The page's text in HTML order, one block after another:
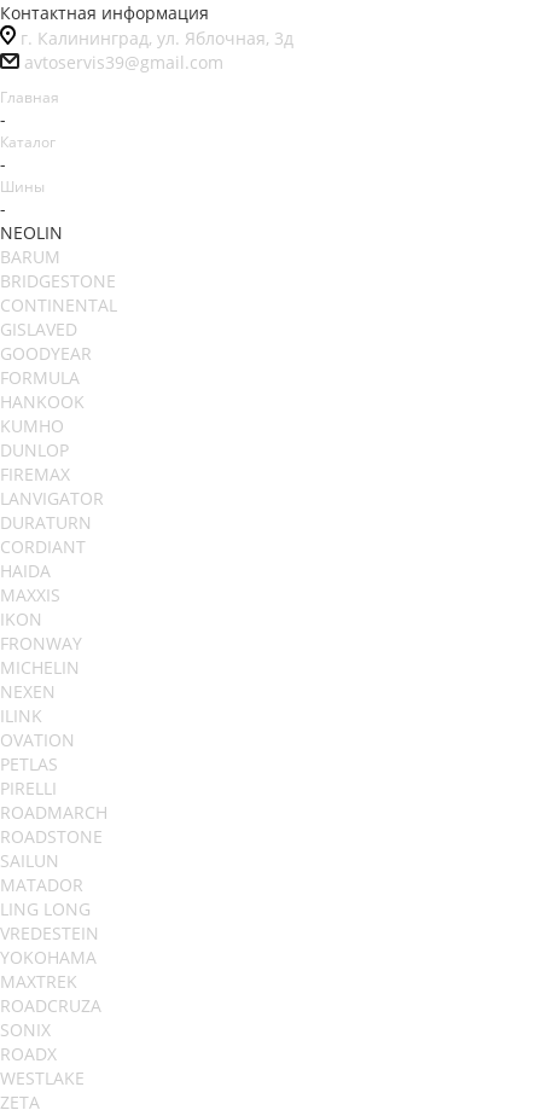
Контактная информация
г. Калининград, ул. Яблочная, 3д
avtoservis39@gmail.com
Главная
-
Каталог
-
Шины
-
NEOLIN
BARUM
BRIDGESTONE
CONTINENTAL
GISLAVED
GOODYEAR
FORMULA
HANKOOK
KUMHO
DUNLOP
FIREMAX
LANVIGATOR
DURATURN
CORDIANT
HAIDA
MAXXIS
IKON
FRONWAY
MICHELIN
NEXEN
ILINK
OVATION
PETLAS
PIRELLI
ROADMARCH
ROADSTONE
SAILUN
MATADOR
LING LONG
VREDESTEIN
YOKOHAMA
MAXTREK
ROADCRUZA
SONIX
ROADX
WESTLAKE
ZETA